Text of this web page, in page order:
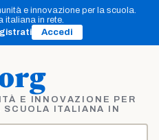
e innovazione per la scuola.
italiana in rete.
Accedi
E INNOVAZIONE PER
ITALIANA IN